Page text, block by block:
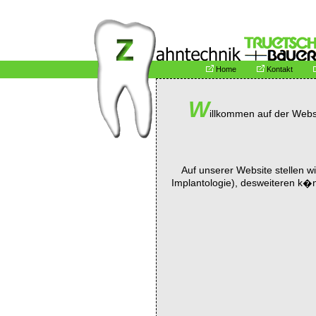
Home Kontakt
Willkommen auf der
Auf unserer Website stellen
Implantologie), desweiteren